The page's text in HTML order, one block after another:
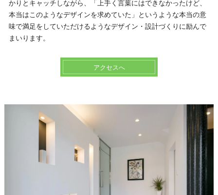
かりとキャッチしながら、「上手く言葉にはできなかったけど、
本当はこのようなデザインを求めていた」というような本当の意
味で満足をしていただけるようなデザイン・設計づくりに励んで
まいります。
アクセスへ